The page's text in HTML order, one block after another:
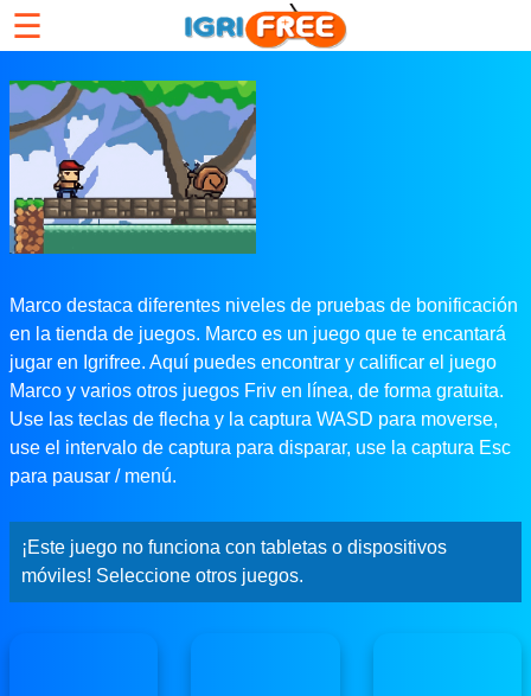
☰
Marco destaca diferentes niveles de pruebas de bonificación
en la tienda de juegos. Marco es un juego que te encantará
jugar en Igrifree. Aquí puedes encontrar y calificar el juego
Marco y varios otros juegos Friv en línea, de forma gratuita.
Use las teclas de flecha y la captura WASD para moverse,
use el intervalo de captura para disparar, use la captura Esc
para pausar / menú.
¡Este juego no funciona con tabletas o dispositivos
móviles! Seleccione otros juegos.